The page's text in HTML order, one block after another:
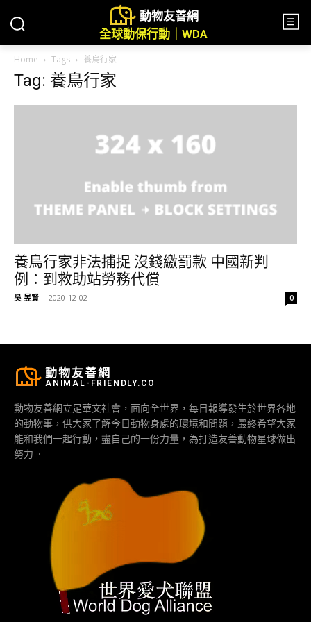
動物友善網
全球動保行動｜WDA
Home Tags 養鳥行家
Tag: 養鳥行家
養鳥行家非法捕捉 沒錢繳罰款 中國新判
例：到救助站勞務代償
吳 昱賢 - 2020-12-02 0
動物友善網
ANIMAL-FRIENDLY.CO
動物友善網立足華文社會，面向全世界，每日報導發生於世界各地
的動物事，供大家了解今日動物身處的環境和問題，最終希望大家
能和我們一起行動，盡自己的一份力量，為打造友善動物星球做出
努力。